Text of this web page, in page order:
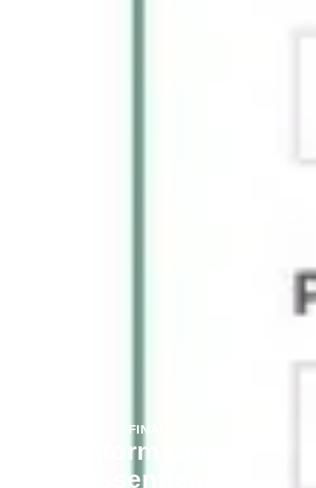
FINANCE
Informations
essentielles